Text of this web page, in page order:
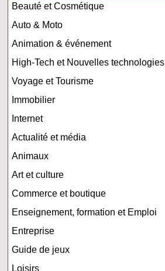
Beauté et Cosmétique
Auto & Moto
Animation & événement
High-Tech et Nouvelles technologies
Voyage et Tourisme
Immobilier
Internet
Actualité et média
Animaux
Art et culture
Commerce et boutique
Enseignement, formation et Emploi
Entreprise
Guide de jeux
Loisirs